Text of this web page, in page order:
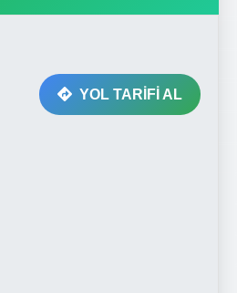
YOL TARİFİ AL